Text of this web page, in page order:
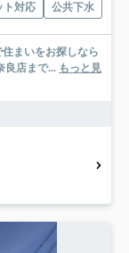
ト対応 公共下水
まいをお探しなら
良店まで... もっと見